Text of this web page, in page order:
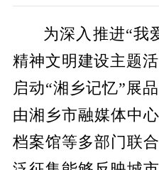
为深入推进“我
精神文明建设主题活
启动“湘乡记忆”展
由湘乡市融媒体中
档案馆等多部门联